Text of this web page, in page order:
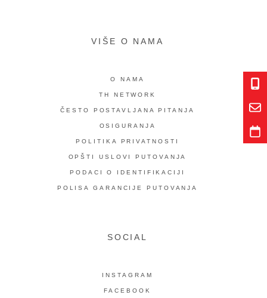
VIŠE O NAMA
O NAMA
TH NETWORK
ČESTO POSTAVLJANA PITANJA
OSIGURANJA
POLITIKA PRIVATNOSTI
OPŠTI USLOVI PUTOVANJA
PODACI O IDENTIFIKACIJI
POLISA GARANCIJE PUTOVANJA
SOCIAL
INSTAGRAM
FACEBOOK